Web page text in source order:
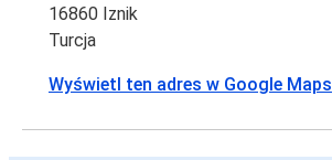
16860 Iznik
Turcja
Wyświetl ten adres w Google Maps